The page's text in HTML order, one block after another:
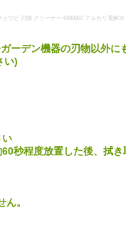
ビ 刃物 クリーナー 6990997 アルカリ電解
ーデン機器の刃物以外に
い)
い
秒程度放置した後、拭き
。